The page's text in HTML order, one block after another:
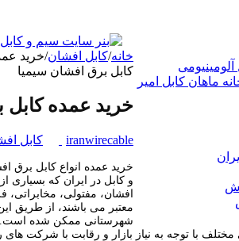
خانه/کابل افشان/خرید
کابل برق افشان سیمیا
خرید عمده کابل
iranwirecable کابل
خرید عمده انواع کابل برق
و کابل در ایران که بسیاری
افشان، مفتولی، مخابراتی،
معتبر می باشند، از طریق
شهرستانی ممکن شده است.
با توجه به نیاز بازار و رقابت با شرکت